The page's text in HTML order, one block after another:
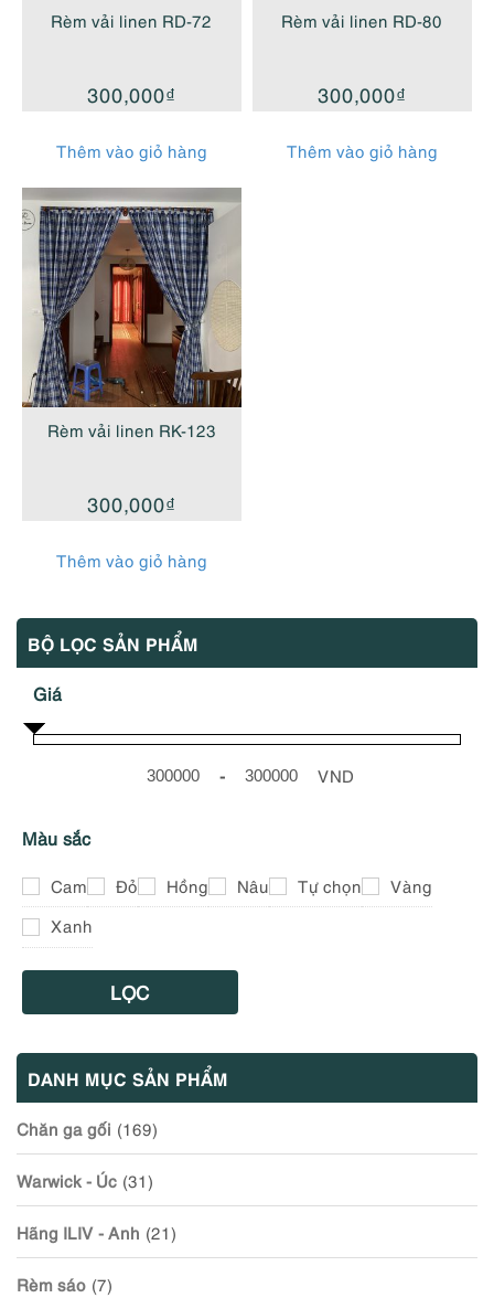
Rèm vải linen RD-72
300,000₫
Thêm vào giỏ hàng
Rèm vải linen RD-80
300,000₫
Thêm vào giỏ hàng
Rèm vải linen RK-123
300,000₫
Thêm vào giỏ hàng
BỘ LỌC SẢN PHẨM
Giá
Minimum Price
-
Maximum Price
VND
Màu sắc
Cam Đỏ Hồng Nâu Tự chọn
Vàng
Xanh
LỌC
DANH MỤC SẢN PHẨM
Chăn ga gối (169)
Warwick - Úc (31)
Hãng ILIV - Anh (21)
Rèm sáo (7)